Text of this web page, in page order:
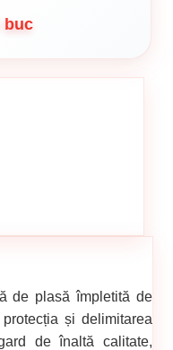
buc
de plasă împletită de
și delimitarea
de înaltă calitate,